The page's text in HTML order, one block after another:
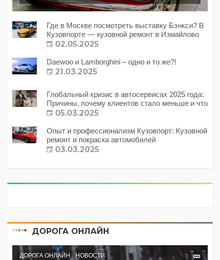
Где в Москве посмотреть выставку Бэнкси? В
Кузовпорте — кузовной ремонт в Измайлово
02.05.2025
Daewoo и Lamborghini – одно и то же?!
21.03.2025
Глобальный кризис в автосервисах 2025 года:
Причины, почему клиентов стало меньше и что
с этим делать?
05.03.2025
Опыт и профессионализм Кузовпорт: Кузовной
ремонт и покраска автомобилей
03.03.2025
ДОРОГА ОНЛАЙН
ДОРОГА ОНЛАЙН НОВОСТИ